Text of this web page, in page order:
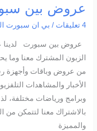
عروض بين
4 تعليقات / بي ان سبورت
عروض بين سبورت لدينا
الزبون المشترك معنا وما
من عروض وباقات وأجهزة
الأخبار والمشاهدات
وبرامج ورياضات مختلفة،
بالاشتراك معنا لتتمكن
والمميزة